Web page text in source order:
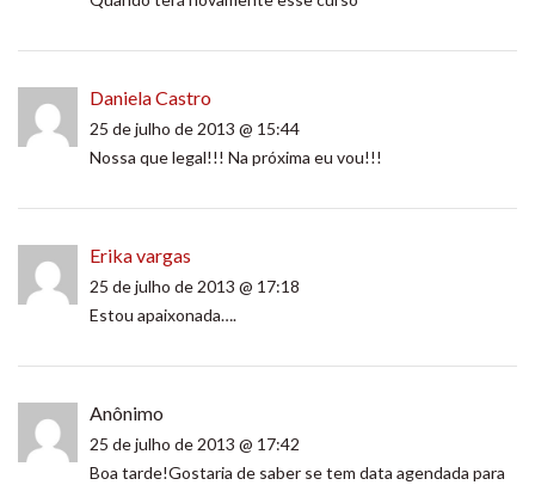
Daniela Castro
25 de julho de 2013 @ 15:44
Nossa que legal!!! Na próxima eu vou!!!
Erika vargas
25 de julho de 2013 @ 17:18
Estou apaixonada….
Anônimo
25 de julho de 2013 @ 17:42
Boa tarde!Gostaria de saber se tem data agendada para